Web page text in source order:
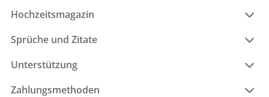
Hochzeitsmagazin
Sprüche und Zitate
Unterstützung
Zahlungsmethoden